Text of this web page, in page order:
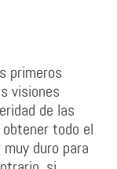
primeros
visiones
de las
todo el
duro para